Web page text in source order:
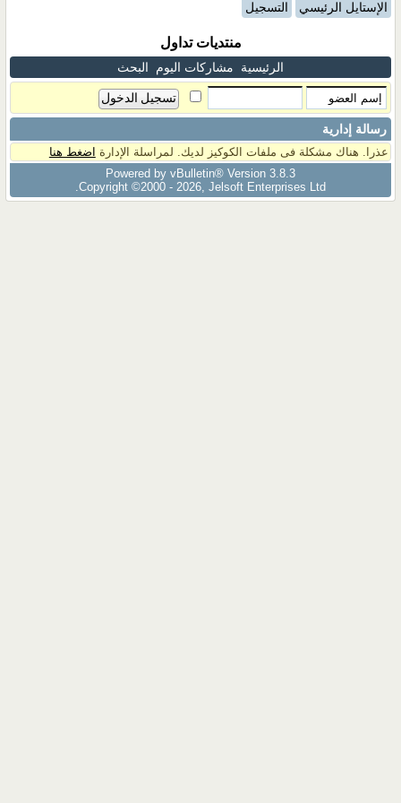
الإستايل الرئيسي التسجيل
منتديات تداول
الرئيسية مشاركات اليوم البحث
رسالة إدارية
عذرا. هناك مشكلة فى ملفات الكوكيز لديك. لمراسلة الإدارة اضغط هنا
Powered by vBulletin® Version 3.8.3
Copyright ©2000 - 2026, Jelsoft Enterprises Ltd.